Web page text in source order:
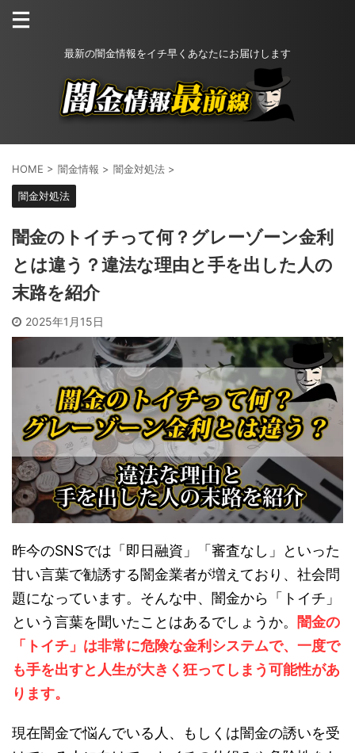
最新の闇金情報をイチ早くあなたにお届けします
HOME > 闇金情報 > 闇金対処法 >
闇金対処法
闇金のトイチって何？グレーゾーン金利
とは違う？違法な理由と手を出した人の
末路を紹介
2025年1月15日
昨今のSNSでは「即日融資」「審査なし」といった
甘い言葉で勧誘する闇金業者が増えており、社会問
題になっています。そんな中、闇金から「トイチ」
という言葉を聞いたことはあるでしょうか。 闇金の
「トイチ」は非常に危険な金利システムで、一度で
も手を出すと人生が大きく狂ってしまう可能性があ
ります。
現在闇金で悩んでいる人、もしくは闇金の誘いを受